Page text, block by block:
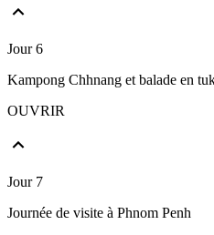
Jour 6
Kampong Chhnang et balade en
OUVRIR
Jour 7
Journée de visite à Phnom Penh